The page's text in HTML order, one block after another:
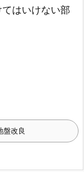
はいけない部
改良